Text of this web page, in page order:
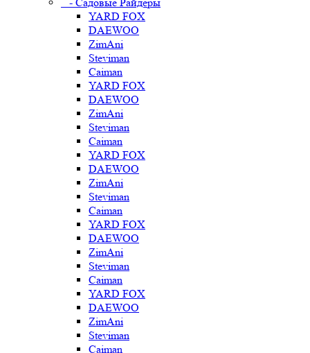
YARD FOX
DAEWOO
ZimAni
Steviman
Caiman
YARD FOX
DAEWOO
ZimAni
Steviman
Caiman
YARD FOX
DAEWOO
ZimAni
Steviman
Caiman
YARD FOX
DAEWOO
ZimAni
Steviman
Caiman
YARD FOX
DAEWOO
ZimAni
Steviman
Caiman